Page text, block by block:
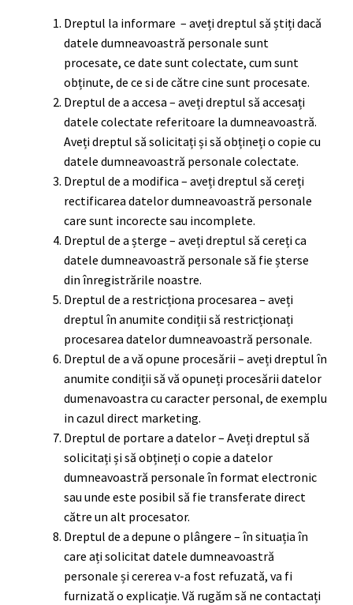
Dreptul la informare – aveți dreptul să știți dacă
datele dumneavoastră personale sunt
procesate, ce date sunt colectate, cum sunt
obținute, de ce si de către cine sunt procesate.
Dreptul de a accesa – aveți dreptul să accesați
datele colectate referitoare la dumneavoastră.
Aveți dreptul să solicitați și să obțineți o copie cu
datele dumneavoastră personale colectate.
Dreptul de a modifica – aveți dreptul să cereți
rectificarea datelor dumneavoastră personale
care sunt incorecte sau incomplete.
Dreptul de a șterge – aveți dreptul să cereți ca
datele dumneavoastră personale să fie șterse
din înregistrările noastre.
Dreptul de a restricționa procesarea – aveți
dreptul în anumite condiții să restricționați
procesarea datelor dumneavoastră personale.
Dreptul de a vă opune procesării – aveți dreptul în
anumite condiții să vă opuneți procesării datelor
dumenavoastra cu caracter personal, de exemplu
in cazul direct marketing.
Dreptul de portare a datelor – Aveți dreptul să
solicitați și să obțineți o copie a datelor
dumneavoastră personale în format electronic
sau unde este posibil să fie transferate direct
către un alt procesator.
Dreptul de a depune o plângere – în situația în
care ați solicitat datele dumneavoastră
personale și cererea v-a fost refuzată, va fi
furnizată o explicație. Vă rugăm să ne contactați